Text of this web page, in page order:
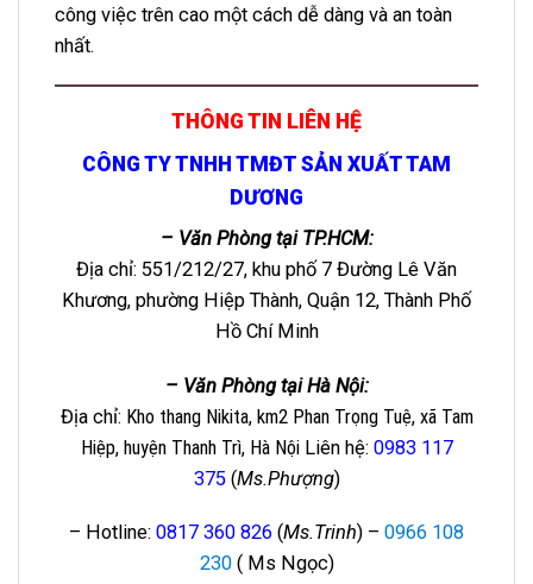
công việc trên cao một cách dễ dàng và an toàn
nhất.
THÔNG TIN LIÊN HỆ
CÔNG TY TNHH TMĐT SẢN XUẤT TAM
DƯƠNG
– Văn Phòng tại TP.HCM:
Địa chỉ: 551/212/27, khu phố 7 Đường Lê Văn
Khương, phường Hiệp Thành, Quận 12, Thành Phố
Hồ Chí Minh
– Văn Phòng tại Hà Nội:
Địa chỉ: Kho thang Nikita, km2 Phan Trọng Tuệ, xã Tam
Hiệp, huyện Thanh Trì, Hà Nội Liên hệ: 0983 117
375(Ms.Phượng)
– Hotline: 0817 360 826 (Ms.Trinh) – 0966 108
230( Ms Ngọc)